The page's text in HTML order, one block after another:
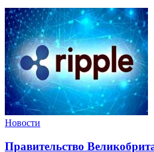
Новости
Правительство